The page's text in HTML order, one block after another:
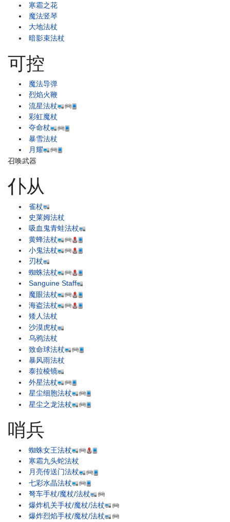
寒霜之花
魔法竖琴
大地法杖
暗影束法杖
可控
魔法导弹
烈焰火鞭
流星法杖
彩虹魔杖
夺命杖
暴雪法杖
月耀
召唤武器
仆从
雀杖
史莱姆法杖
吸血鬼青蛙法杖
黄蜂法杖
小鬼法杖
刃杖
蜘蛛法杖
Sanguine Staff
魔眼法杖
海盗法杖
矮人法杖
沙漠虎杖
乌鸦法杖
致命球法杖
暴风雨法杖
泰拉棱镜
外星法杖
星尘细胞法杖
星尘之龙法杖
哨兵
蜘蛛女王法杖
寒霜九头蛇法杖
月亮传送门法杖
七彩水晶法杖
弩车手杖/魔杖/法杖
爆炸机关手杖/魔杖/法杖
爆炸烈焰手杖/魔杖/法杖